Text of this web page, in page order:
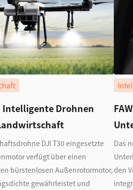
Drohnen
DJI T30 eingesetzte
verfügt über einen
bürstenlosen Außenrotormotor,
gewährleistet und
Das
den